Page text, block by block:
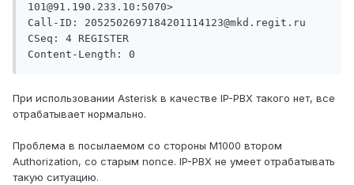
101@91.190.233.10:5070>
Call-ID: 2052502697184201114123@mkd.regit.ru
CSeq: 4 REGISTER
При использовании Asterisk в качестве IP-PBX такого нет, все
отрабатывает нормально.
Проблема в посылаемом со стороны M1000 втором
Authorization, со старым nonce. IP-PBX не умеет отрабатывать
такую ситуацию.